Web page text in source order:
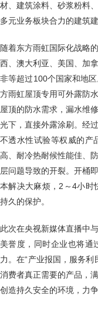
材、建筑涂料、砂浆粉料
多元业务板块合力的建筑
随着东方雨虹国际化战略
西、澳大利亚、美国、加
非等超过100个国家和地
方雨虹屋顶专用可外露防
屋顶的防水需求，漏水维
光下，直接外露涂刷。经
不透水性试验等权威的产
高、耐冷热耐候性能佳、
层问题导致的开裂。开桶
本解决大麻烦，2～4小时
持久的保护。
此次在央视新媒体直播中
美誉度，同时企业也将通
力。在“产业报国，服务
消费者真正需要的产品，
创造持久安全的环境，力